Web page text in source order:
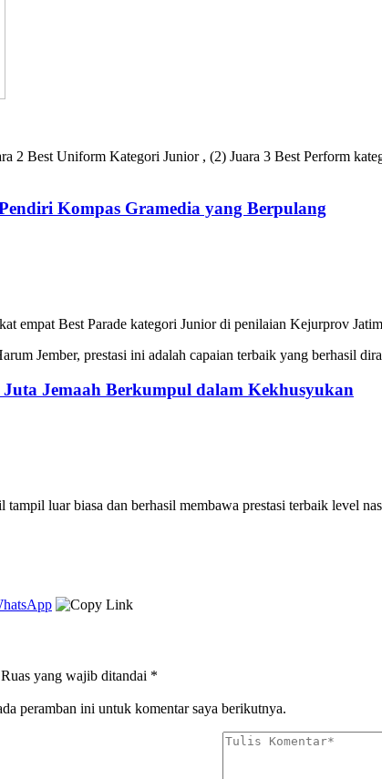
2 Best Uniform Kategori Junior , (2) Juara 3 Best Perform
Kompas Gramedia yang Berpulang
empat Best Parade kategori Junior di penilaian Kejurprov
Jember, prestasi ini adalah capaian terbaik yang berhasil
Jemaah Berkumpul dalam Kekhusyukan
luar biasa dan berhasil membawa prestasi terbaik level
Ruas yang wajib ditandai *
peramban ini untuk komentar saya berikutnya.